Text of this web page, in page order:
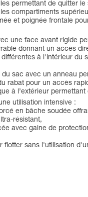
permettant de quitter
compartiments
et poignée frontale
une face avant rigide
donnant un accès
à l'intérieur du
sac avec un anneau
rabat pour un accès
à l’extérieur
utilisation intensive :
en bâche soudée
résistant,
avec gaine de
flotter sans l'utilisation